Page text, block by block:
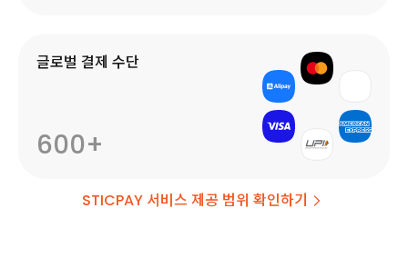
글로벌 결제 수단
600+
STICPAY 서비스 제공 범위 확인하기